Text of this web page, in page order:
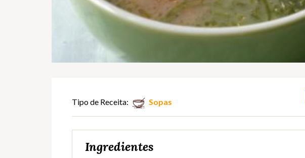
Tipo de Receita: Sopas
Ingredientes